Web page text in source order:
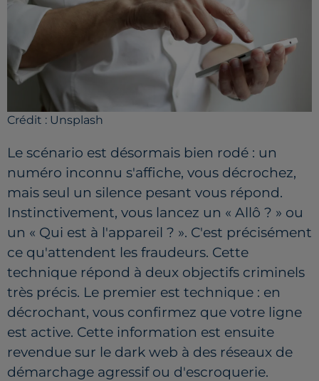
Crédit : Unsplash
Le scénario est désormais bien rodé : un
numéro inconnu s'affiche, vous décrochez,
mais seul un silence pesant vous répond.
Instinctivement, vous lancez un « Allô ? » ou
un « Qui est à l'appareil ? ». C'est précisément
ce qu'attendent les fraudeurs. Cette
technique répond à deux objectifs criminels
très précis. Le premier est technique : en
décrochant, vous confirmez que votre ligne
est active. Cette information est ensuite
revendue sur le dark web à des réseaux de
démarchage agressif ou d'escroquerie.